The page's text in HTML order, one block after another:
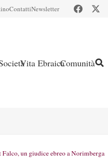
ContattiNewsletter
Vita EbraicaComunità
Falco, un giudice ebreo a Norimberga